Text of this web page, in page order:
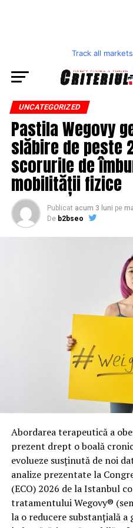
Track all
UNCATEGORIZED
Pastila Wegovy
slăbire de peste
scorurile de
mobilității fizice
Publicat acum 3 luni pe
De b2bseo
Abordarea terapeutică a
prezent drept o boală
evolueze susținută de noi
analize prezentate la
(ECO) 2026 de la Istanbul
tratamentului Wegovy®
la o reducere substanțială